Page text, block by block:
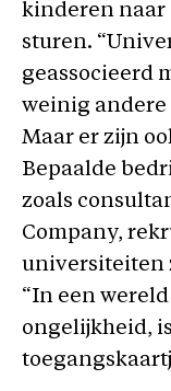
kinderen naar
sturen.
geassocieerd
weinig
Maar er zijn
Bepaalde
zoals
Company,
universiteiten
“In een
ongelijkheid,